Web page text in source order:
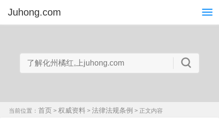
Juhong.com
当前位置： 首页 > 权威资料 > 法律法规条例 > 正文内容